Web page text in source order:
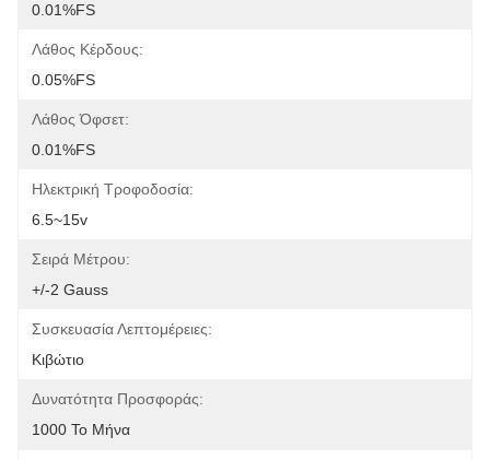
0.01%FS
Λάθος Κέρδους:
0.05%FS
Λάθος Όφσετ:
0.01%FS
Ηλεκτρική Τροφοδοσία:
6.5~15v
Σειρά Μέτρου:
+/-2 Gauss
Συσκευασία Λεπτομέρειες:
Κιβώτιο
Δυνατότητα Προσφοράς:
1000 Το Μήνα